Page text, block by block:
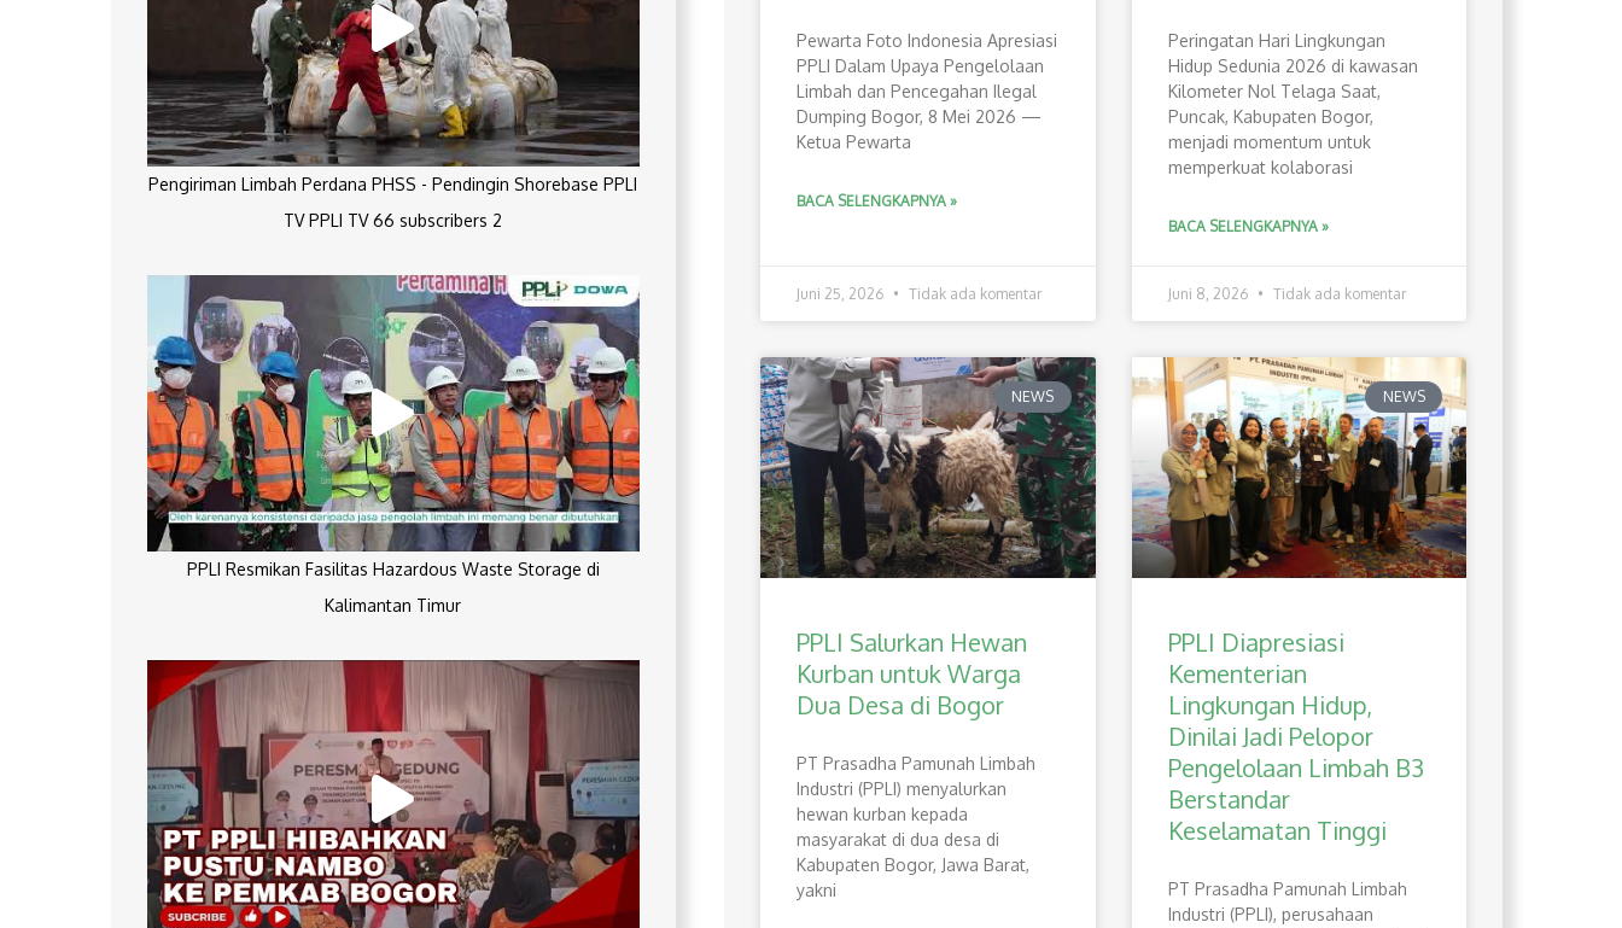
Pengiriman Limbah Perdana PHSS - Pendingin Shorebase PPLI
TV PPLI TV 66 subscribers 2
PPLI Resmikan Fasilitas Hazardous Waste Storage di
Kalimantan Timur
Pewarta Foto Indonesia Apresiasi
PPLI Dalam Upaya Pengelolaan
Limbah dan Pencegahan Ilegal
Dumping Bogor, 8 Mei 2026 —
Ketua Pewarta
BACA SELENGKAPNYA »
Juni 25, 2026 Tidak ada komentar
Peringatan Hari Lingkungan
Hidup Sedunia 2026 di kawasan
Kilometer Nol Telaga Saat,
Puncak, Kabupaten Bogor,
menjadi momentum untuk
memperkuat kolaborasi
BACA SELENGKAPNYA »
Juni 8, 2026 Tidak ada komentar
NEWS
PPLI Salurkan Hewan
Kurban untuk Warga
Dua Desa di Bogor
PT Prasadha Pamunah Limbah
Industri (PPLI) menyalurkan
hewan kurban kepada
masyarakat di dua desa di
Kabupaten Bogor, Jawa Barat,
yakni
NEWS
PPLI Diapresiasi
Kementerian
Lingkungan Hidup,
Dinilai Jadi Pelopor
Pengelolaan Limbah B3
Berstandar
Keselamatan Tinggi
PT Prasadha Pamunah Limbah
Industri (PPLI), perusahaan